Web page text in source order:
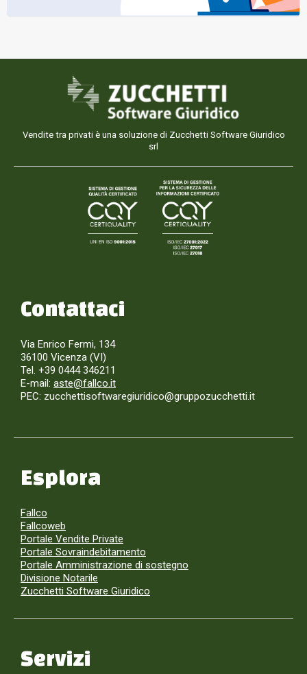
Vendite tra privati è una soluzione di Zucchetti Software Giuridico
srl
Contattaci
Via Enrico Fermi, 134
36100 Vicenza (VI)
Tel. +39 0444 346211
E-mail: aste@fallco.it
PEC: zucchettisoftwaregiuridico@gruppozucchetti.it
Esplora
Fallco
Fallcoweb
Portale Vendite Private
Portale Sovraindebitamento
Portale Amministrazione di sostegno
Divisione Notarile
Zucchetti Software Giuridico
Servizi